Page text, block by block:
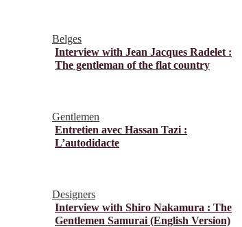
Belges
Interview with Jean Jacques Radelet :
The gentleman of the flat country
Gentlemen
Entretien avec Hassan Tazi :
L’autodidacte
Designers
Interview with Shiro Nakamura : The
Gentlemen Samurai (English Version)